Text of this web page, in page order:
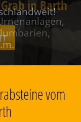
in Barth
vom